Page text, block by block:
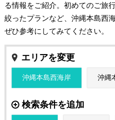
る情報をご紹介。初めてのご旅
絞ったプランなど、沖縄本島西
ぜひ参考にしてみてください。
エリアを変更
沖縄本島西海岸 沖縄
検索条件を追加